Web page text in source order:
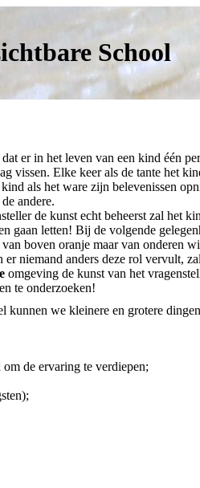
School
er in het leven van een kind één
vissen. Elke keer als de tante het
als het ware zijn belevenissen
andere.
de kunst echt beheerst zal het
gaan letten! Bij de volgende
boven oranje maar van onderen
niemand anders deze rol vervult,
omgeving de kunst van het
te onderzoeken!
we kleinere en grotere
de ervaring te verdiepen;